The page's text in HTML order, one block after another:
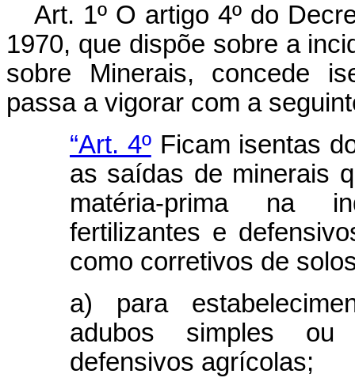
Art. 1º O artigo 4º do
1970, que dispõe sobre a
sobre Minerais, concede
passa a vigorar com a
“Art. 4ºFicam isentas
as saídas de minerais
matéria-prima na
fertilizantes e
como corretivos de
a) para
adubos simples ou
defensivos agrícolas;